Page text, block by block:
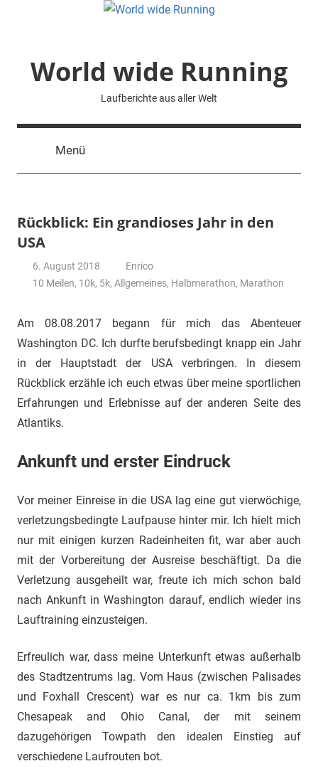
World wide Running
Laufberichte aus aller Welt
Menü
Rückblick: Ein grandioses Jahr in den
USA
6. August 2018
Enrico
10 Meilen, 10k, 5k,Allgemeines, Halbmarathon, Marathon
Am 08.08.2017 begann für mich das Abenteuer
Washington DC. Ich durfte berufsbedingt knapp ein Jahr
in der Hauptstadt der USA verbringen. In diesem
Rückblick erzähle ich euch etwas über meine sportlichen
Erfahrungen und Erlebnisse auf der anderen Seite des
Atlantiks.
Ankunft und erster Eindruck
Vor meiner Einreise in die USA lag eine gut vierwöchige,
verletzungsbedingte Laufpause hinter mir. Ich hielt mich
nur mit einigen kurzen Radeinheiten fit, war aber auch
mit der Vorbereitung der Ausreise beschäftigt. Da die
Verletzung ausgeheilt war, freute ich mich schon bald
nach Ankunft in Washington darauf, endlich wieder ins
Lauftraining einzusteigen.
Erfreulich war, dass meine Unterkunft etwas außerhalb
des Stadtzentrums lag. Vom Haus (zwischen Palisades
und Foxhall Crescent) war es nur ca. 1km bis zum
Chesapeak and Ohio Canal, der mit seinem
dazugehörigen Towpath den idealen Einstieg auf
verschiedene Laufrouten bot.